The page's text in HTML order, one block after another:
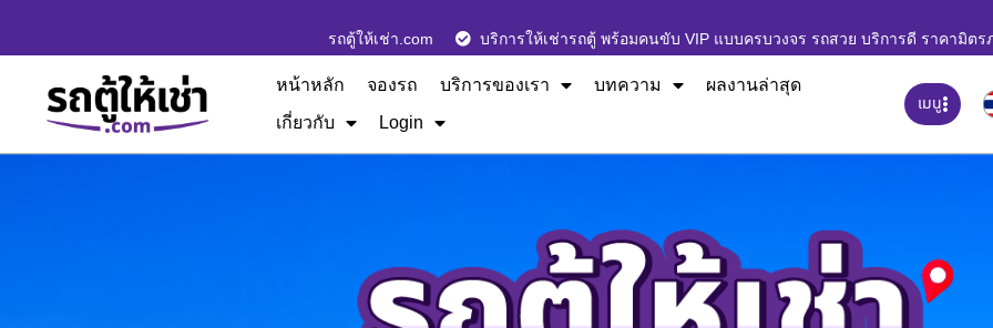
รถตู้ให้เช่า.com บริการให้เช่ารถตู้ พร้อมคนขับ VIP แบบครบวงจร รถสวย บริการดี ราคามิตร
หน้าหลัก จองรถ บริการของเรา บทความ
ผลงานล่าสุด
เกี่ยวกับ
Login
เมนู